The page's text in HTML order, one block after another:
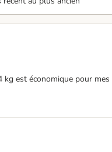
est économique pour